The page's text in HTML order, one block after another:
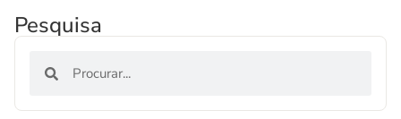
Pesquisa